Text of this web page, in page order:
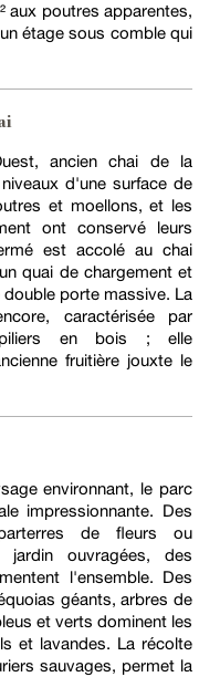
aux poutres apparentes,
étage sous comble qui
ancien chai de la
d'une surface de
et moellons, et les
ont conservé leurs
est accolé au chai
quai de chargement et
porte massive. La
caractérisée par
piliers en bois ; elle
fruitière jouxte le
environnant, le parc
impressionnante. Des
de fleurs ou
jardin ouvragées, des
l'ensemble. Des
géants, arbres de
et verts dominent les
et lavandes. La récolte
sauvages, permet la